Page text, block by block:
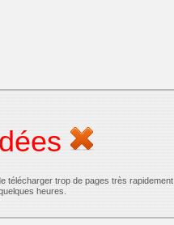
télécharger trop de pages très rapidement
heures.